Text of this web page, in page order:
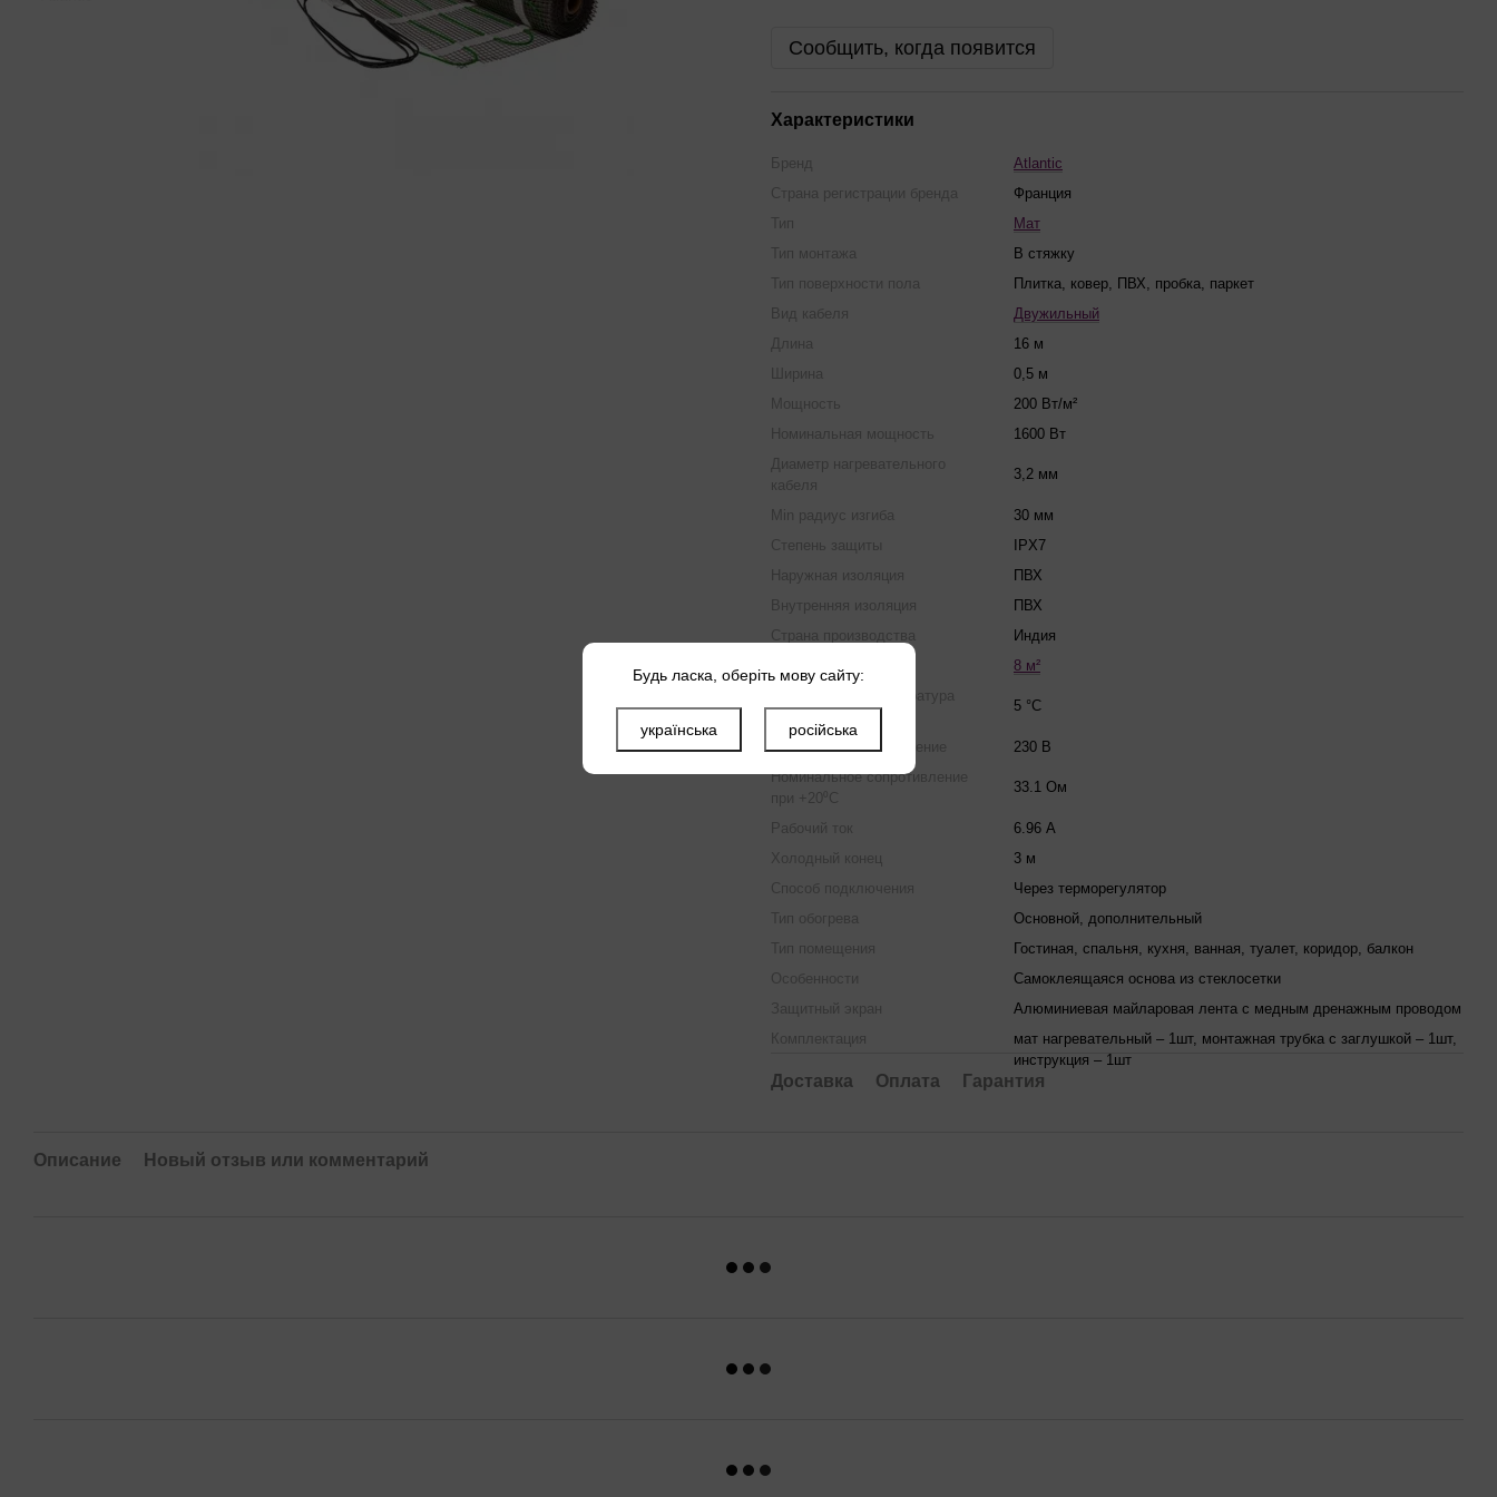
Сообщить, когда появится
Характеристики
Бренд
Atlantic
Страна регистрации бренда
Франция
Тип
Мат
Тип монтажа
В стяжку
Тип поверхности пола
Плитка, ковер, ПВХ, пробка, паркет
Вид кабеля
Двужильный
Длина
16 м
Ширина
0,5 м
Мощность
200 Вт/м²
Номинальная мощность
1600 Вт
Диаметр нагревательного
кабеля
3,2 мм
Min радиус изгиба
30 мм
Степень защиты
IPX7
Наружная изоляция
ПВХ
Внутренняя изоляция
ПВХ
Страна производства
Индия
Площадь обогрева
8 м²
Минимальная температура
5 °C
Номинальное напряжение
230 В
Номинальное сопротивление
при +20⁰C
33.1 Ом
Рабочий ток
6.96 А
Холодный конец
3 м
Способ подключения
Через терморегулятор
Тип обогрева
Основной, дополнительный
Тип помещения
Гостиная, спальня, кухня, ванная, туалет, коридор, балкон
Особенности
Самоклеящаяся основа из стеклосетки
Защитный экран
Алюминиевая майларовая лента с медным дренажным проводом
Комплектация
мат нагревательный – 1шт, монтажная трубка с заглушкой – 1шт,
инструкция – 1шт
Доставка Оплата Гарантия
Описание Новый отзыв или комментарий
Будь ласка, оберіть мову сайту:
українська російська